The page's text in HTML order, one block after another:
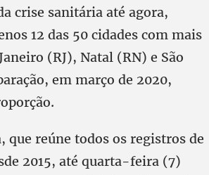
crise sanitária até agora,
12 das 50 cidades com mais
(RJ), Natal (RN) e São
em março de 2020,
que reúne todos os registros de
2015, até quarta-feira (7)